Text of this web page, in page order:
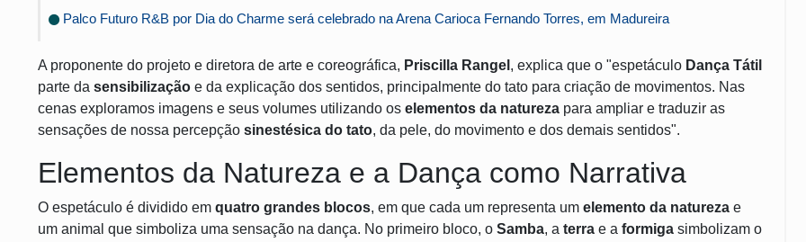
Palco Futuro R&B por Dia do Charme será celebrado na Arena Carioca Fernando Torres, em Madureira
A proponente do projeto e diretora de arte e coreográfica, Priscilla Rangel , explica que o "espetáculo Dança Tátil
parte da sensibilização e da explicação dos sentidos, principalmente do tato para criação de movimentos. Nas
cenas exploramos imagens e seus volumes utilizando os elementos da natureza para ampliar e traduzir as
sensações de nossa percepção sinestésica do tato, da pele, do movimento e dos demais sentidos".
Elementos da Natureza e a Dança como Narrativa
O espetáculo é dividido em quatro grandes blocos, em que cada um representa um elemento da natureza e
um animal que simboliza uma sensação na dança. No primeiro bloco, o Samba, a terra e a formiga simbolizam o